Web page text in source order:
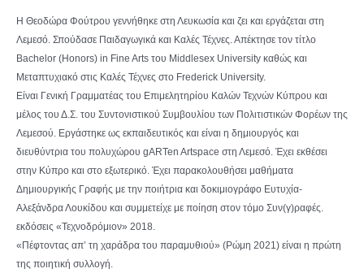
Η Θεοδώρα Φούτρου γεννήθηκε στη Λευκωσία και ζει και εργάζεται στη
Λεμεσό. Σπούδασε Παιδαγωγικά και Καλές Τέχνες. Απέκτησε τον τίτλο
Bachelor (Honors) in Fine Arts του Middlesex University καθώς και
Μεταπτυχιακό στις Καλές Τέχνες στο Frederick University.
Είναι Γενική Γραμματέας του Επιμελητηρίου Καλών Τεχνών Κύπρου και
μέλος του Δ.Σ. του Συντονιστικού Συμβουλίου των Πολιτιστικών Φορέων της
Λεμεσού. Εργάστηκε ως εκπαιδευτικός και είναι η δημιουργός και
διευθύντρια του πολυχώρου gARTen Artspace στη Λεμεσό. Έχει εκθέσει
στην Κύπρο και στο εξωτερικό. Έχει παρακολουθήσει μαθήματα
Δημιουργικής Γραφής με την ποιήτρια και δοκιμιογράφο Ευτυχία-
Αλεξάνδρα Λουκίδου και συμμετείχε με ποίηση στον τόμο Συν(γ)ραφές.
εκδόσεις «Τεχνοδρόμιον» 2018.
«Πέφτοντας απ’ τη χαράδρα του παραμυθιού» (Ρώμη 2021) είναι η πρώτη
της ποιητική συλλογή.